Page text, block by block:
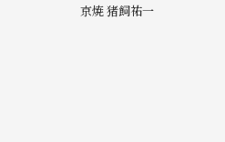
京焼 猪飼祐一